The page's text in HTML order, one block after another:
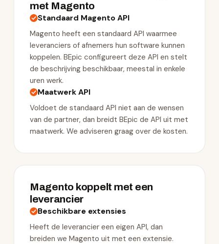
met Magento
Standaard Magento API
Magento heeft een standaard API waarmee
leveranciers of afnemers hun software kunnen
koppelen. BEpic configureert deze API en stelt
de beschrijving beschikbaar, meestal in enkele
uren werk.
Maatwerk API
Voldoet de standaard API niet aan de wensen
van de partner, dan breidt BEpic de API uit met
maatwerk. We adviseren graag over de kosten.
Magento koppelt met een
leverancier
Beschikbare extensies
Heeft de leverancier een eigen API, dan
breiden we Magento uit met een extensie.